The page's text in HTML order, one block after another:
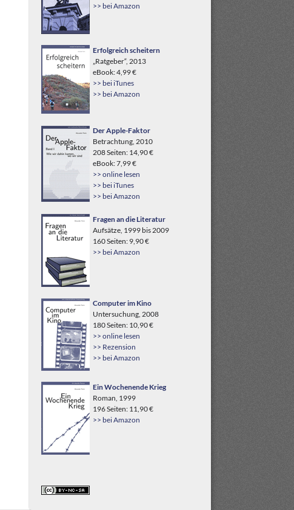
>> bei Amazon
Erfolgreich scheitern
„Ratgeber“, 2013
eBook: 4,99 €
>> bei iTunes
>> bei Amazon
Der Apple-Faktor
Betrachtung, 2010
208 Seiten: 14,90 €
eBook: 7,99 €
>> online lesen
>> bei iTunes
>> bei Amazon
Fragen an die Literatur
Aufsätze, 1999 bis 2009
160 Seiten: 9,90 €
>> bei Amazon
Computer im Kino
Untersuchung, 2008
180 Seiten: 10,90 €
>> online lesen
>> Rezension
>> bei Amazon
Ein Wochenende Krieg
Roman, 1999
196 Seiten: 11,90 €
>> bei Amazon